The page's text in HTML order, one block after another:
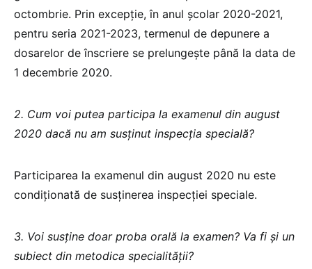
octombrie. Prin excepție, în anul școlar 2020-2021,
pentru seria 2021-2023, termenul de depunere a
dosarelor de înscriere se prelungește până la data de
1 decembrie 2020.
2. Cum voi putea participa la examenul din august
2020 dacă nu am susținut inspecția specială?
Participarea la examenul din august 2020 nu este
condiționată de susținerea inspecției speciale.
3. Voi susține doar proba orală la examen? Va fi și un
subiect din metodica specialității?